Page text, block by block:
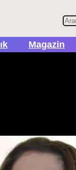
A
r
a
Magazin
İçerikler